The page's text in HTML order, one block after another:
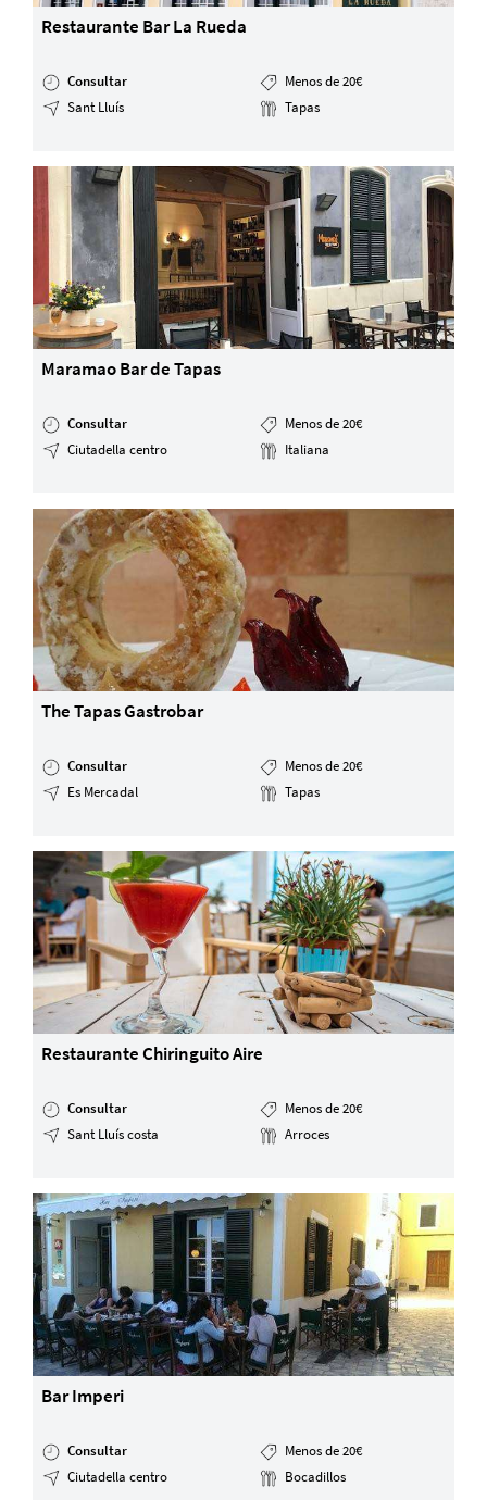
Restaurante Bar La Rueda
Consultar
Menos de 20€
Sant Lluís
Tapas
Maramao Bar de Tapas
Consultar
Menos de 20€
Ciutadella centro
Italiana
The Tapas Gastrobar
Consultar
Menos de 20€
Es Mercadal
Tapas
Restaurante Chiringuito Aire
Consultar
Menos de 20€
Sant Lluís costa
Arroces
Bar Imperi
Consultar
Menos de 20€
Ciutadella centro
Bocadillos